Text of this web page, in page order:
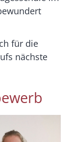
für die
nächste